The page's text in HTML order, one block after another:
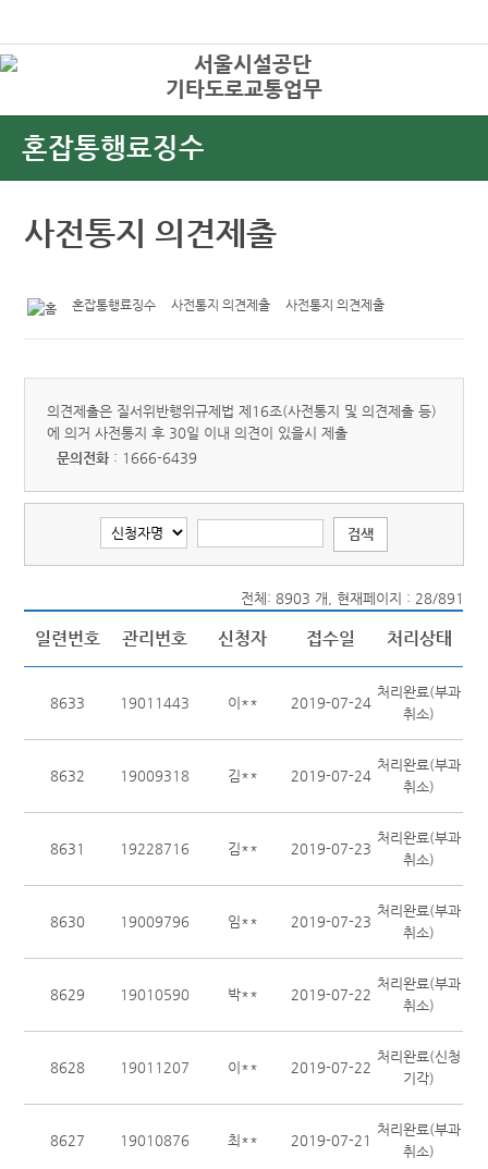
기타도로교통업무
혼잡통행료징수
사전통지 의견제출
혼잡통행료징수 사전통지 의견제출 사전통지 의견제출
의견제출은 질서위반행위규제법 제16조(사전통지 및 의견제출 등)
에 의거 사전통지 후 30일 이내 의견이 있을시 제출
문의전화 : 1666-6439
전체: 8903 개, 현재페이지 : 28/891
일련번호 관리번호 신청자 접수일 처리상태
8633 19011443 이** 2019-07-24
처리완료(부과
취소)
8632 19009318 김** 2019-07-24
처리완료(부과
취소)
8631 19228716 김** 2019-07-23
처리완료(부과
취소)
8630 19009796 임** 2019-07-23
처리완료(부과
취소)
8629 19010590 박** 2019-07-22
처리완료(부과
취소)
8628 19011207 이** 2019-07-22
처리완료(신청
기각)
8627 19010876 최** 2019-07-21
처리완료(부과
취소)